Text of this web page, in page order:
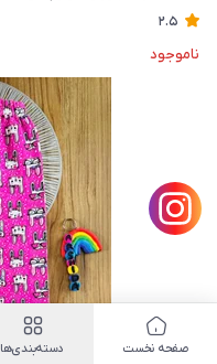
2.5
ناموجود
صفحه نخست دسته‌بندی‌ها